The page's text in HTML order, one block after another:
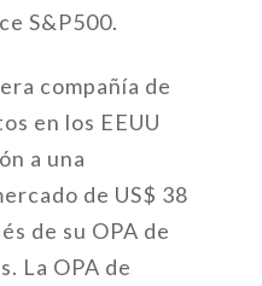
S&P500.
compañía de
en los EEUU
a una
de US$ 38
de su OPA de
La OPA de